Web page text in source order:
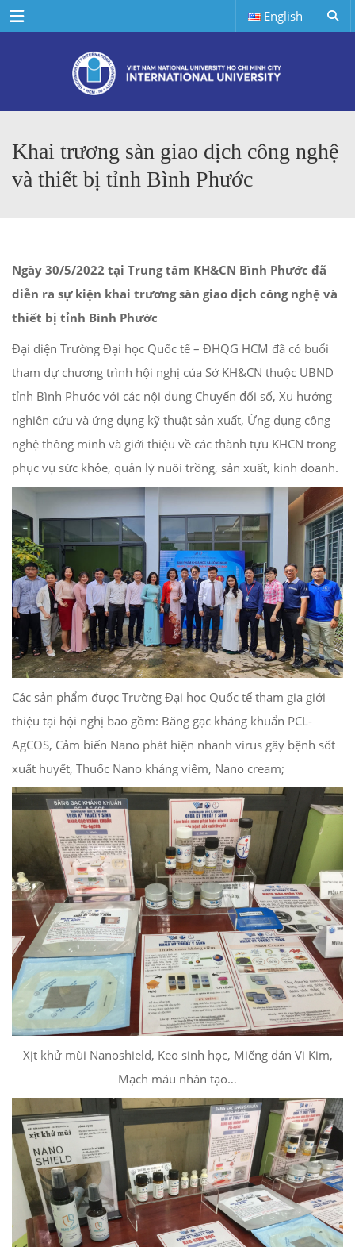
Menu English
Khai trương sàn giao dịch công nghệ
và thiết bị tỉnh Bình Phước
Ngày 30/5/2022 tại Trung tâm KH&CN Bình Phước đã
diễn ra sự kiện khai trương sàn giao dịch công nghệ và
thiết bị tỉnh Bình Phước
Đại diện Trường Đại học Quốc tế – ĐHQG HCM đã có buổi
tham dự chương trình hội nghị của Sở KH&CN thuộc UBND
tỉnh Bình Phước với các nội dung Chuyển đổi số, Xu hướng
nghiên cứu và ứng dụng kỹ thuật sản xuất, Ứng dụng công
nghệ thông minh và giới thiệu về các thành tựu KHCN trong
phục vụ sức khỏe, quản lý nuôi trồng, sản xuất, kinh doanh.
Các sản phẩm được Trường Đại học Quốc tế tham gia giới
thiệu tại hội nghị bao gồm: Băng gạc kháng khuẩn PCL-
AgCOS, Cảm biến Nano phát hiện nhanh virus gây bệnh sốt
xuất huyết, Thuốc Nano kháng viêm, Nano cream;
Xịt khử mùi Nanoshield, Keo sinh học, Miếng dán Vi Kim,
Mạch máu nhân tạo…